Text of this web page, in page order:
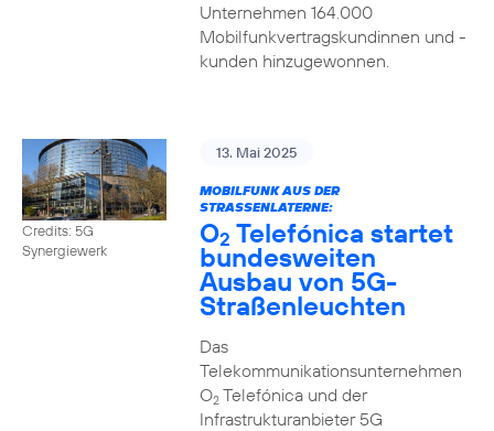
Unternehmen 164.000
Mobilfunkvertragskundinnen und -
kunden hinzugewonnen.
Credits: 5G
Synergiewerk
13. Mai 2025
MOBILFUNK AUS DER
STRASSENLATERNE:
O2 Telefónica startet
bundesweiten
Ausbau von 5G-
Straßenleuchten
Das
Telekommunikationsunternehmen
O2Telefónica und der
Infrastrukturanbieter 5G